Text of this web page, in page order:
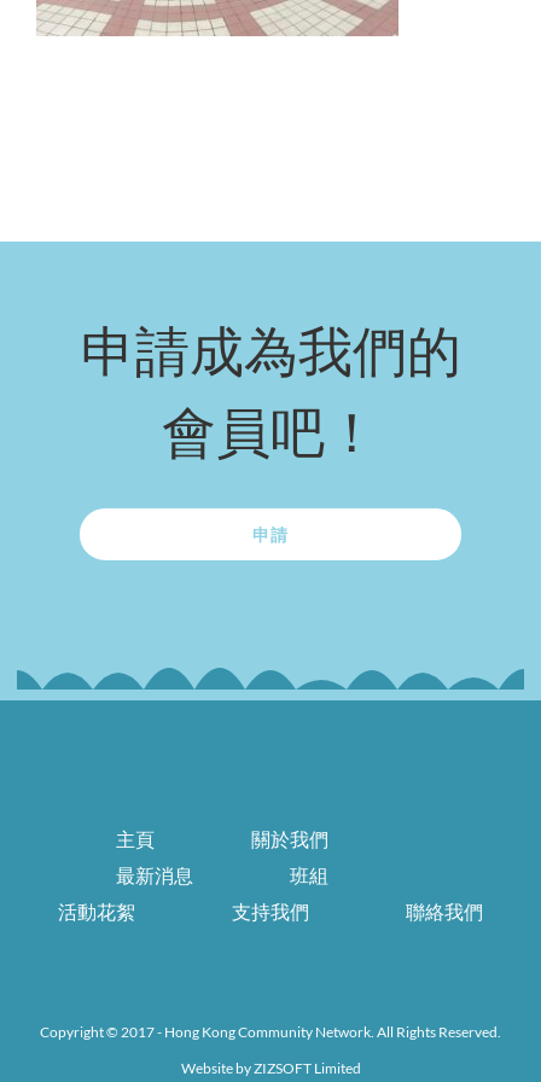
申請成為我們的
會員吧！
申請
主頁
關於我們
最新消息
班組
活動花絮
支持我們 聯絡我們
Copyright © 2017 - Hong Kong Community Network. All Rights Reserved.
Website byZIZSOFT Limited